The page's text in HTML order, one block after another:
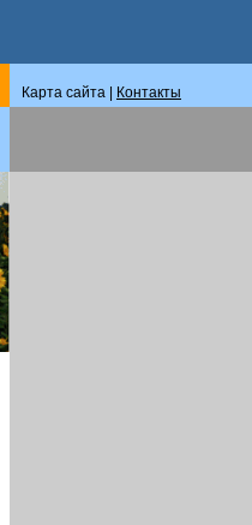
Карта сайта | Контакты